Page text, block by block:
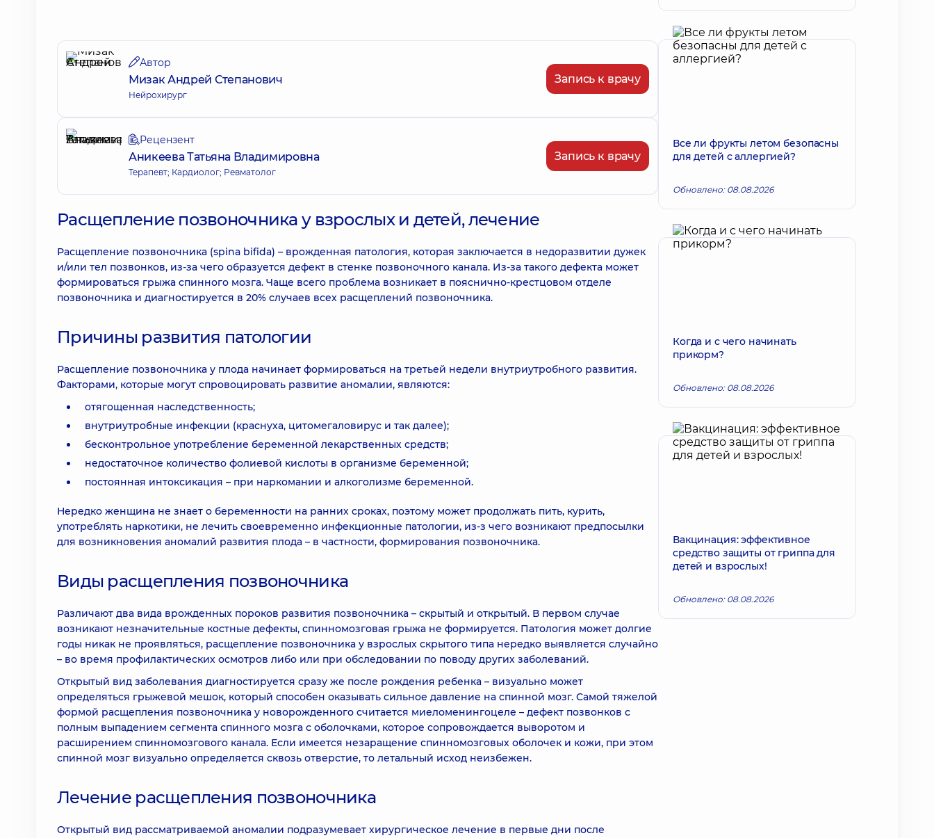
Автор
Мизак Андрей Степанович
Нейрохирург
Запись к врачу
Рецензент
Аникеева Татьяна Владимировна
Терапевт; Кардиолог; Ревматолог
Запись к врачу
Расщепление позвоночника у взрослых и детей, лечение
Расщепление позвоночника (spina bifida) – врожденная патология, которая заключается в недоразвитии дужек
и/или тел позвонков, из-за чего образуется дефект в стенке позвоночного канала. Из-за такого дефекта может
формироваться грыжа спинного мозга. Чаще всего проблема возникает в пояснично-крестцовом отделе
позвоночника и диагностируется в 20% случаев всех расщеплений позвоночника.
Причины развития патологии
Расщепление позвоночника у плода начинает формироваться на третьей недели внутриутробного развития.
Факторами, которые могут спровоцировать развитие аномалии, являются:
отягощенная наследственность;
внутриутробные инфекции (краснуха, цитомегаловирус и так далее);
бесконтрольное употребление беременной лекарственных средств;
недостаточное количество фолиевой кислоты в организме беременной;
постоянная интоксикация – при наркомании и алкоголизме беременной.
Нередко женщина не знает о беременности на ранних сроках, поэтому может продолжать пить, курить,
употреблять наркотики, не лечить своевременно инфекционные патологии, из-з чего возникают предпосылки
для возникновения аномалий развития плода – в частности, формирования позвоночника.
Виды расщепления позвоночника
Различают два вида врожденных пороков развития позвоночника – скрытый и открытый. В первом случае
возникают незначительные костные дефекты, спинномозговая грыжа не формируется. Патология может долгие
годы никак не проявляться, расщепление позвоночника у взрослых скрытого типа нередко выявляется случайно
– во время профилактических осмотров либо или при обследовании по поводу других заболеваний.
Открытый вид заболевания диагностируется сразу же после рождения ребенка – визуально может
определяться грыжевой мешок, который способен оказывать сильное давление на спинной мозг. Самой тяжелой
формой расщепления позвоночника у новорожденного считается миеломенингоцеле – дефект позвонков с
полным выпадением сегмента спинного мозга с оболочками, которое сопровождается выворотом и
расширением спинномозгового канала. Если имеется незаращение спинномозговых оболочек и кожи, при этом
спинной мозг визуально определяется сквозь отверстие, то летальный исход неизбежен.
Лечение расщепления позвоночника
Открытый вид рассматриваемой аномалии подразумевает хирургическое лечение в первые дни после
Все ли фрукты летом безопасны
для детей с аллергией?
Обновлено: 08.08.2026
Когда и с чего начинать
прикорм?
Обновлено: 08.08.2026
Вакцинация: эффективное
средство защиты от гриппа для
детей и взрослых!
Обновлено: 08.08.2026